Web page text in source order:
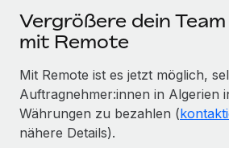
Vergrößere dein
mit Remote
Mit Remote ist es jetzt möglich,
Auftragnehmer:innen in Algerien
Währungen zu bezahlen (
nähere Details).